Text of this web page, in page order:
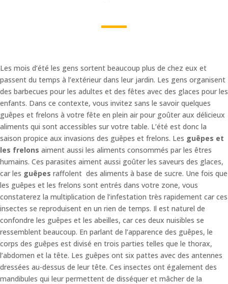
Les mois d’été les gens sortent beaucoup plus de chez eux et
passent du temps à l’extérieur dans leur jardin. Les gens organisent
des barbecues pour les adultes et des fêtes avec des glaces pour les
enfants. Dans ce contexte, vous invitez sans le savoir quelques
guêpes et frelons à votre fête en plein air pour goûter aux délicieux
aliments qui sont accessibles sur votre table. L’été est donc la
saison propice aux invasions des guêpes et frelons. Les guêpes et
les frelons aiment aussi les aliments consommés par les êtres
humains. Ces parasites aiment aussi goûter les saveurs des glaces,
car les guêpes raffolent des aliments à base de sucre. Une fois que
les guêpes et les frelons sont entrés dans votre zone, vous
constaterez la multiplication de l’infestation très rapidement car ces
insectes se reproduisent en un rien de temps. Il est naturel de
confondre les guêpes et les abeilles, car ces deux nuisibles se
ressemblent beaucoup. En parlant de l’apparence des guêpes, le
corps des guêpes est divisé en trois parties telles que le thorax,
l’abdomen et la tête. Les guêpes ont six pattes avec des antennes
dressées au-dessus de leur tête. Ces insectes ont également des
mandibules qui leur permettent de disséquer et mâcher de la